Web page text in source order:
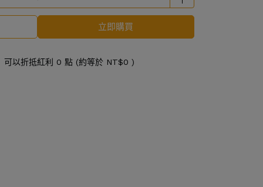
立即購買
以折抵紅利 0 點 (約等於 NT$0 )